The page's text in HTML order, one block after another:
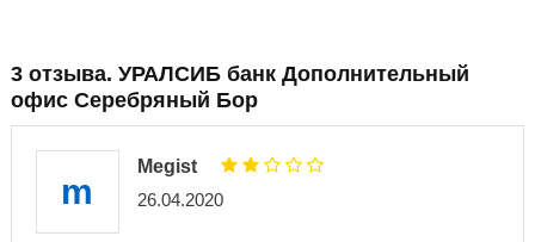
3 отзыва. УРАЛСИБ банк Дополнительный
офис Серебряный Бор
m
Megist
26.04.2020